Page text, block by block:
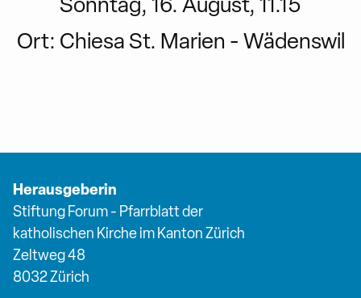
Ort: Chiesa St. Marien - Wädenswil
Herausgeberin
Stiftung Forum - Pfarrblatt der
katholischen Kirche im Kanton Zürich
Zeltweg 48
8032 Zürich